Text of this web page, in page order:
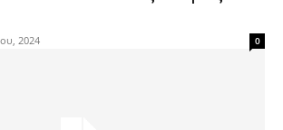
2024 0